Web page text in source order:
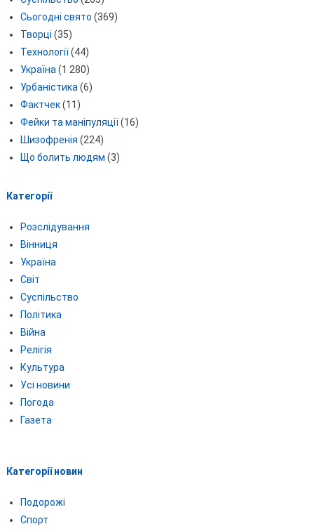
Сьогодні свято (369)
Творці (35)
Технології(44)
Україна (1 280)
Урбаністика (6)
Фактчек(11)
Фейки та маніпуляції(16)
Шизофренія (224)
Що болить людям (3)
Категорії
Розслідування
Вінниця
Україна
Світ
Суспільство
Політика
Війна
Релігія
Культура
Усі новини
Погода
Газета
Категорії новин
Подорожі
Спорт